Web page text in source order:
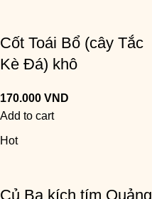
Cốt Toái Bổ (cây Tắc
Kè Đá) khô
170.000VND
Add to cart
Hot
Củ Ba kích tím Quảng